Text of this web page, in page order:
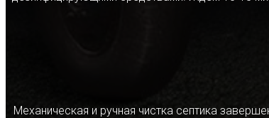
Механическая и ручная чистка септика